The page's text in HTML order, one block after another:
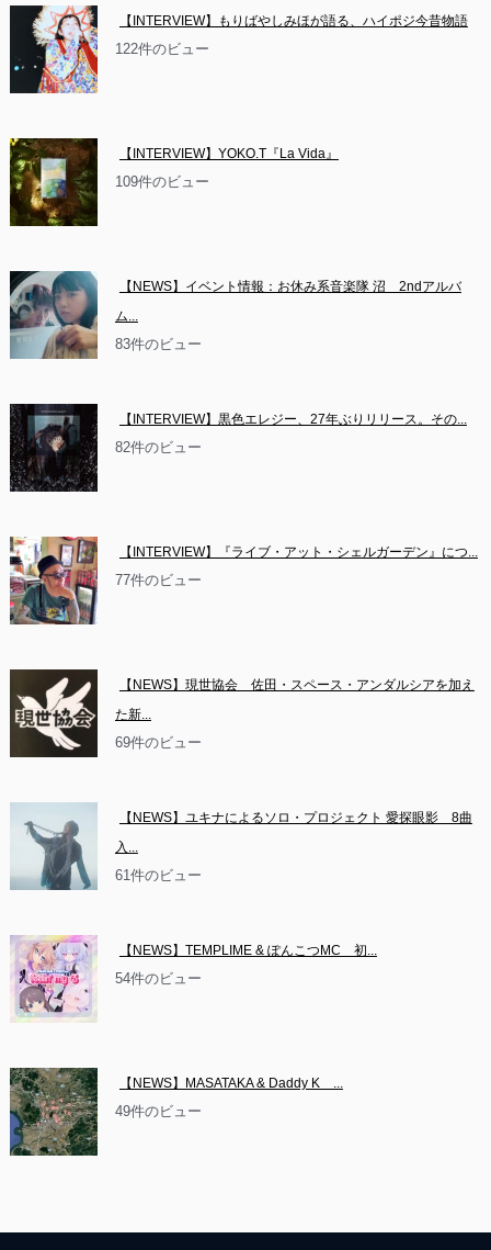
【INTERVIEW】もりばやしみほが語る、ハイポジ今昔物語
122件のビュー
【INTERVIEW】YOKO.T『La Vida』
109件のビュー
【NEWS】イベント情報：お休み系音楽隊 沼　2ndアルバ
ム...
83件のビュー
【INTERVIEW】黒色エレジー、27年ぶりリリース。その...
82件のビュー
【INTERVIEW】『ライブ・アット・シェルガーデン』につ...
77件のビュー
【NEWS】現世協会　佐田・スペース・アンダルシアを加え
た新...
69件のビュー
【NEWS】ユキナによるソロ・プロジェクト 愛探眼影　8曲
入...
61件のビュー
【NEWS】TEMPLIME & ぽんこつMC　初...
54件のビュー
【NEWS】MASATAKA & Daddy K　...
49件のビュー